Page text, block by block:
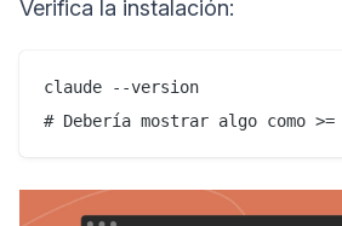
Verifica la instalación:
claude --version